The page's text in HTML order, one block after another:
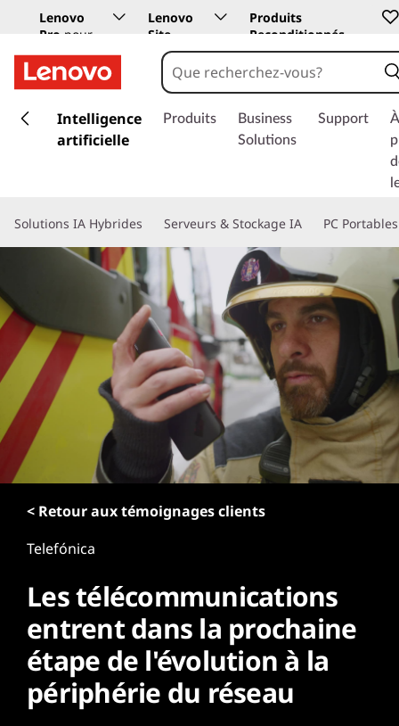
Lenovo
Pro pour
les
entreprises
Lenovo
Site
Education
Produits
Reconditionnés
a
a
t
n
r
c
Intelligence
artificielle
Produits
Business
Solutions
Support
À
Solutions IA Hybrides Serveurs & Stockage IA PC
< Retour aux témoignages clients
Telefónica
Les télécommunications
entrent dans la prochaine
étape de l'évolution à la
périphérie du réseau